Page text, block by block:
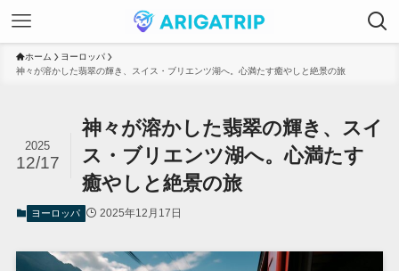
ホーム
ヨーロッパ
神々が溶かした翡翠の輝き、スイス・ブリエンツ湖へ。心満たす癒やしと絶景の旅
神々が溶かした翡翠の輝き、スイ
ス・ブリエンツ湖へ。心満たす
癒やしと絶景の旅
2025
12/17
ヨーロッパ 2025年12月17日